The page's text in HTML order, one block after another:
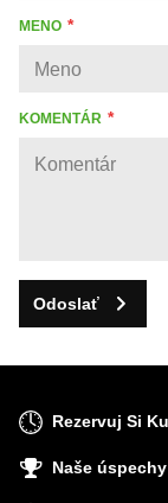
MENO
KOMENTÁR
Odoslať
Rezervuj Si
Naše úspechy